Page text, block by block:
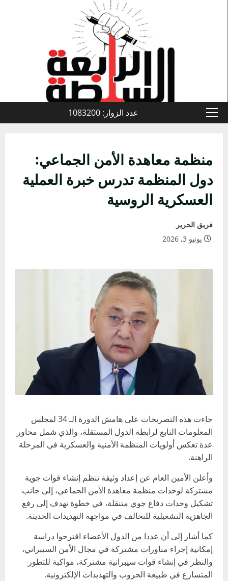
القائمة
عدد الزوار: 1083200
منظمة معاهدة الأمن الجماعي:
دول المنظمة تدرس خبرة العملية
العسكرية الروسية
فريق الحرير
يونيو 3, 2026
جاءت هذه التصريحات على هامش الدورة الـ 34 لمجلس
المعلومات التابع لرابطة الدول المستقلة، والذي شمل محاور
عدة تعكس أولويات المنظمة الأمنية والعسكرية في المرحلة
الراهنة.
وأعلن الأمين العام عن إعداد وثيقة تنظم إنشاء قوات جوية
مشتركة لوحدات منظمة معاهدة الأمن الجماعي، إلى جانب
تشكيل وحدات دفاع جوي متنقلة، في خطوة تهدف إلى رفع
الجاهزية التشغيلية للتحالف في مواجهة التهديدات الحديثة.
كما أشار إلى أن عددا من الدول الأعضاء اقترحوا دراسة
إمكانية إجراء مناورات مشتركة في مجال الأمن السيبراني،
والنظر في إنشاء قوات سيبرانية مشتركة، مواكبة للتطور
المتسارع في طبيعة الحروب والتهديدات الإلكترونية.